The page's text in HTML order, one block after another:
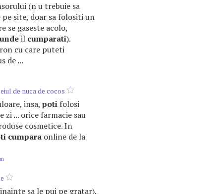
(n u trebuie sa
site, doar sa folositi un
se gaseste acolo,
undeil cumparati).
cu care puteti
de ...
de nuca de cocos
insa, poti folosi
zi ... orice farmacie sau
cosmetice. In
cumpara online de la
sa le pui pe gratar).